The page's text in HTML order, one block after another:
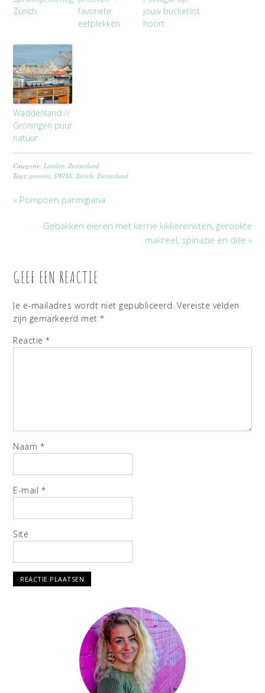
Zürich
favoriete
eetplekken
jouw bucketlist
hoort
Waddenland //
Groningen puur
natuur
Categorie: Landen Zwitserland
Tags:persreis ,SWISS Zürich Zwisterland
« Pompoen parmigiana
Gebakken eieren met kerrie kikkererwten, gerookte
makreel, spinazie en dille »
GEEF EEN REACTIE
Je e-mailadres wordt niet gepubliceerd. Vereiste velden
zijn gemarkeerd met*
Reactie*
Naam *
E-mail *
Site